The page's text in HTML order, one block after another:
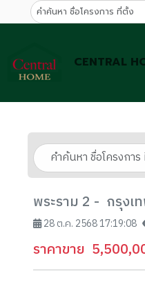
CENTRAL
พระราม 2 - กรุงเ
28 ต.ค. 2568 17:19:08
ราคาขาย